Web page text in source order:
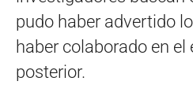
pudo haber advertido
haber colaborado en
posterior.